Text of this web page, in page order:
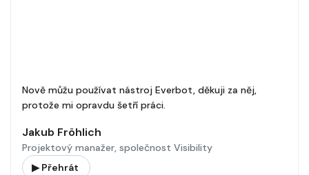
Nově můžu používat nástroj Everbot, děkuji za něj,
protože mi opravdu šetří práci.
Jakub Fröhlich
Projektový manažer, společnost Visibility
▶ Přehrát